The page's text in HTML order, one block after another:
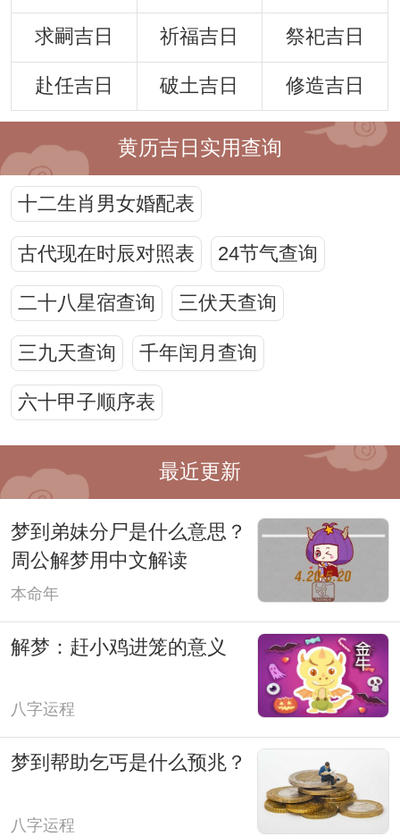
求嗣吉日 祈福吉日 祭祀吉日
赴任吉日 破土吉日 修造吉日
黄历吉日实用查询
十二生肖男女婚配表
古代现在时辰对照表 24节气查询
二十八星宿查询 三伏天查询
三九天查询 千年闰月查询
六十甲子顺序表
最近更新
梦到弟妹分尸是什么意思？
周公解梦用中文解读
本命年
解梦：赶小鸡进笼的意义
八字运程
梦到帮助乞丐是什么预兆？
八字运程